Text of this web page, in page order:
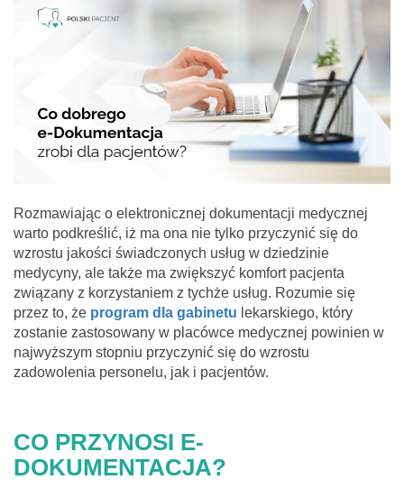
Rozmawiając o elektronicznej dokumentacji medycznej
warto podkreślić, iż ma ona nie tylko przyczynić się do
wzrostu jakości świadczonych usług w dziedzinie
medycyny, ale także ma zwiększyć komfort pacjenta
związany z korzystaniem z tychże usług. Rozumie się
przez to, że program dla gabinetu lekarskiego, który
zostanie zastosowany w placówce medycznej powinien w
najwyższym stopniu przyczynić się do wzrostu
zadowolenia personelu, jak i pacjentów.
CO PRZYNOSI E-
DOKUMENTACJA?